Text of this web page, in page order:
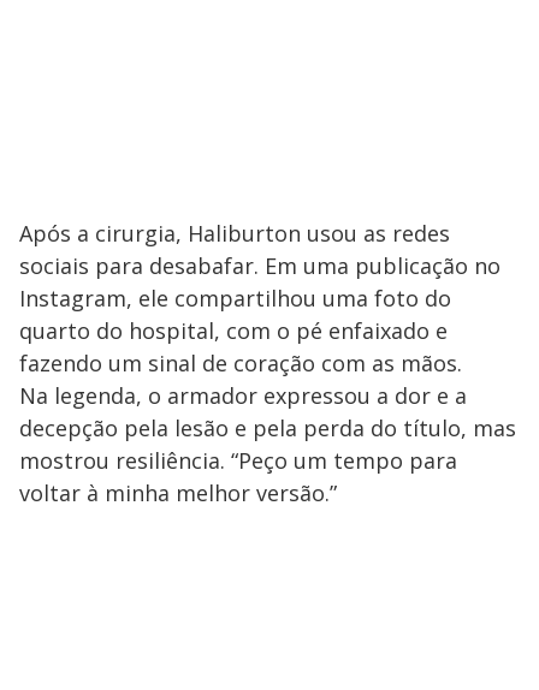
Após a cirurgia, Haliburton usou as redes
sociais para desabafar. Em uma publicação no
Instagram, ele compartilhou uma foto do
quarto do hospital, com o pé enfaixado e
fazendo um sinal de coração com as mãos.
Na legenda, o armador expressou a dor e a
decepção pela lesão e pela perda do título, mas
mostrou resiliência. “Peço um tempo para
voltar à minha melhor versão.”